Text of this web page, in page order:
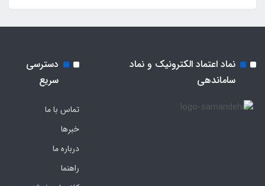
نماد اعتماد الکترونیک و نماد
ساماندهی
دسترسی
سریع
تماس با ما
خبرها
درباره ما
راهنما